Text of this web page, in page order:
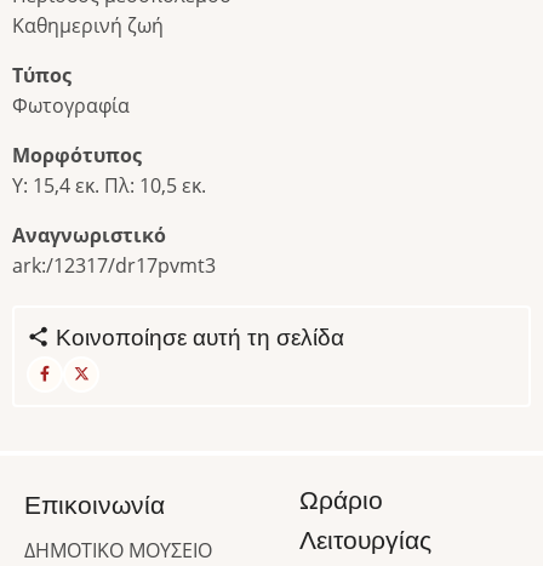
Καθημερινή ζωή
Τύπος
Φωτογραφία
Μορφότυπος
Υ: 15,4 εκ. Πλ: 10,5 εκ.
Αναγνωριστικό
ark:/12317/dr17pvmt3
Κοινοποίησε αυτή τη σελίδα
Επικοινωνία
ΔΗΜΟΤΙΚΟ ΜΟΥΣΕΙΟ
Ωράριο
Λειτουργίας